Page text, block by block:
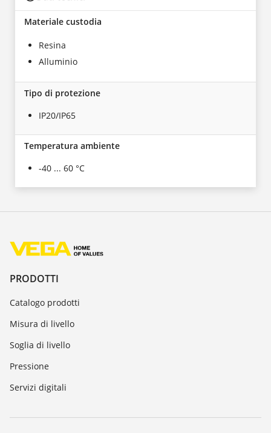
Materiale custodia
Resina
Alluminio
Tipo di protezione
IP20/IP65
Temperatura ambiente
-40 ... 60 °C
PRODOTTI
Catalogo prodotti
Misura di livello
Soglia di livello
Pressione
Servizi digitali